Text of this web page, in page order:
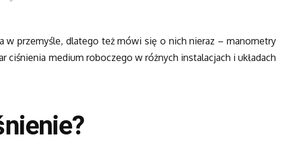
w przemyśle, dlatego też mówi się o nich nieraz – manometry
medium roboczego w różnych instalacjach i układach